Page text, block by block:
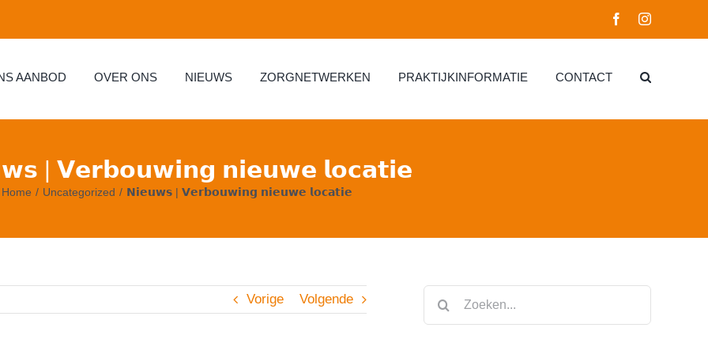
FacebookInstagram
AANBOD OVER ONS NIEUWS ZORGNETWERKEN PRAKTIJKINFORMATIE CONTACT
| 𝗩𝗲𝗿𝗯𝗼𝘂𝘄𝗶𝗻𝗴 𝗻𝗶𝗲𝘂𝘄𝗲 𝗹𝗼𝗰𝗮𝘁𝗶𝗲
Home Uncategorized 𝗡𝗶𝗲𝘂𝘄𝘀 | 𝗩𝗲𝗿𝗯𝗼𝘂𝘄𝗶𝗻𝗴 𝗻𝗶𝗲𝘂𝘄𝗲 𝗹𝗼𝗰𝗮𝘁𝗶𝗲
Vorige Volgende